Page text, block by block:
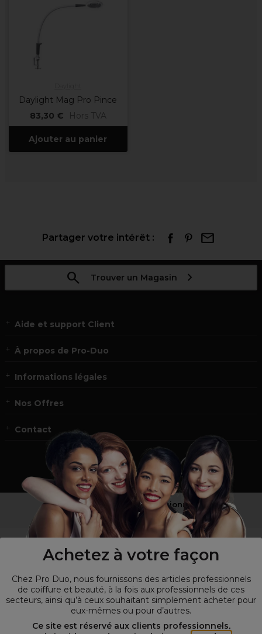
Achetez à votre façon
Chez Pro Duo, nous fournissons des articles professionnels
de coiffure et beauté, à la fois aux professionnels de ces
secteurs, ainsi qu’à ceux souhaitant simplement acheter pour
eux-mêmes ou pour d’autres.
Ce site est réservé aux clients professionnels,
Daylight Mag Pro Pince
83,30 €
Hors TVA
Ajouter au panier
Partager votre intérêt :
Trouver un Magasin
Aide et support Client
À propos de Pro-Duo
Informations légales
Nos Offres
Contact
Vous n’êtes pas un professionnel ?
Visitez notre site pourles particuliers !